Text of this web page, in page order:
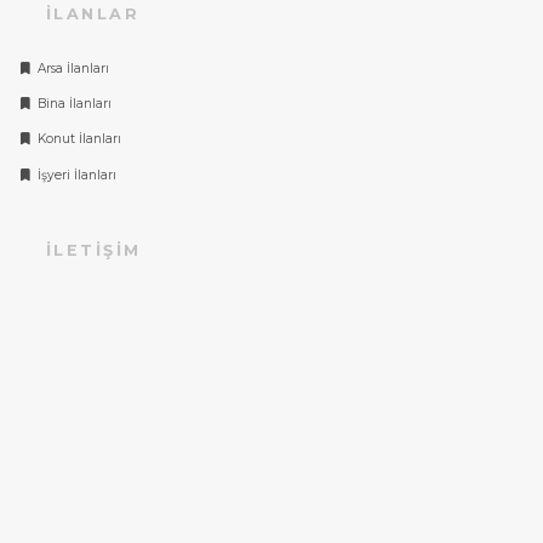
İLANLAR
Arsa İlanları
Bina İlanları
Konut İlanları
İşyeri İlanları
İLETIŞIM